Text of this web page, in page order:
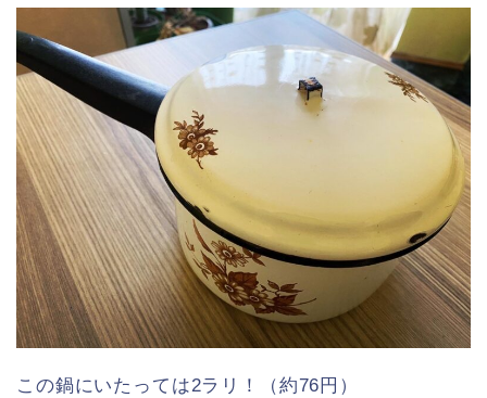
この鍋にいたっては2ラリ！（約76円）